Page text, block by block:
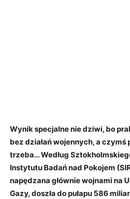
Wynik specjalne nie dziwi, bo
bez działań wojennych, a
trzeba… Według
Instytutu Badań nad Pokojem
napędzana głównie wojnami na
Gazy, doszła do pułapu 586